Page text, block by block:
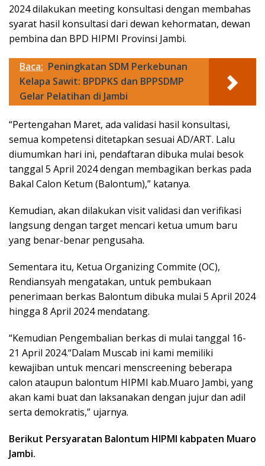
2024 dilakukan meeting konsultasi dengan membahas
syarat hasil konsultasi dari dewan kehormatan, dewan
pembina dan BPD HIPMI Provinsi Jambi.
Baca: Peningkatan SDM Perkebunan
Kelapa Sawit: BPDPKS dan BPPSDMP
Gelar Pelatihan di Jambi
“Pertengahan Maret, ada validasi hasil konsultasi,
semua kompetensi ditetapkan sesuai AD/ART. Lalu
diumumkan hari ini, pendaftaran dibuka mulai besok
tanggal 5 April 2024 dengan membagikan berkas pada
Bakal Calon Ketum (Balontum),” katanya.
Kemudian, akan dilakukan visit validasi dan verifikasi
langsung dengan target mencari ketua umum baru
yang benar-benar pengusaha.
Sementara itu, Ketua Organizing Commite (OC),
Rendiansyah mengatakan, untuk pembukaan
penerimaan berkas Balontum dibuka mulai 5 April 2024
hingga 8 April 2024 mendatang.
“Kemudian Pengembalian berkas di mulai tanggal 16-
21 April 2024.“Dalam Muscab ini kami memiliki
kewajiban untuk mencari menscreening beberapa
calon ataupun balontum HIPMI kab.Muaro Jambi, yang
akan kami buat dan laksanakan dengan jujur dan adil
serta demokratis,” ujarnya.
Berikut Persyaratan Balontum HIPMI kabpaten Muaro
Jambi.